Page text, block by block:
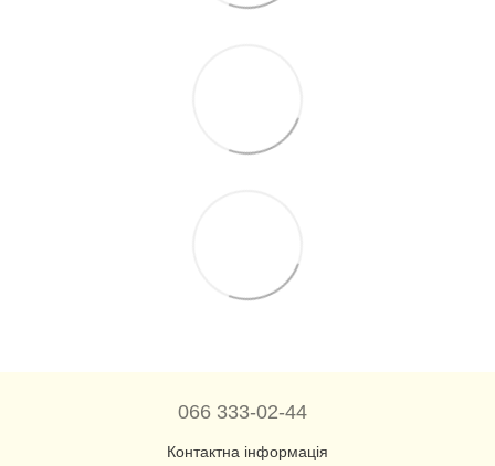
066 333-02-44
Контактна інформація